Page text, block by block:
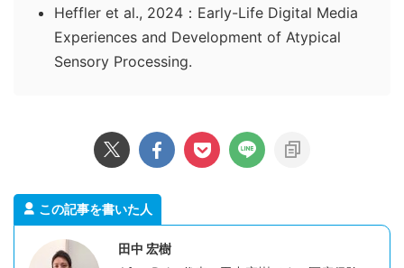
Heffler et al., 2024：Early-Life Digital Media
Experiences and Development of Atypical
Sensory Processing.
この記事を書いた人
田中 宏樹